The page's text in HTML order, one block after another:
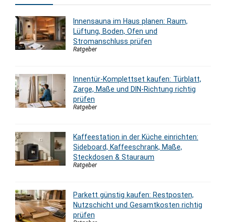
Innensauna im Haus planen: Raum,
Lüftung, Boden, Ofen und
Stromanschluss prüfen
Ratgeber
Innentür-Komplettset kaufen: Türblatt,
Zarge, Maße und DIN-Richtung richtig
prüfen
Ratgeber
Kaffeestation in der Küche einrichten:
Sideboard, Kaffeeschrank, Maße,
Steckdosen & Stauraum
Ratgeber
Parkett günstig kaufen: Restposten,
Nutzschicht und Gesamtkosten richtig
prüfen